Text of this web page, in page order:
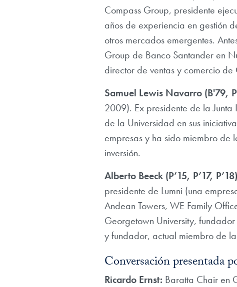
Compass Group, presidente
años de experiencia en gestión
otros mercados emergentes.
Group de Banco Santander en
director de ventas y comercio de
Samuel Lewis Navarro (B'79,
2009). Ex presidente de la
de la Universidad en sus
empresas y ha sido miembro de
inversión.
Alberto Beeck (P’15, P’17,
presidente de Lumni (una
Andean Towers, WE Family
Georgetown University,
y fundador, actual miembro de
Conversación presentada
Ricardo Ernst: Baratta Chair en